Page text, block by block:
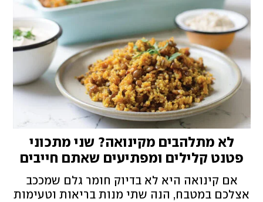
לא מתלהבים מקינואה? שני מתכוני
פטנט קלילים ומפתיעים שאתם חייבים
לנסות
אם קינואה היא לא בדיוק חומר גלם שמככב
אצלכם במטבח, הנה שתי מנות בריאות וטעימות